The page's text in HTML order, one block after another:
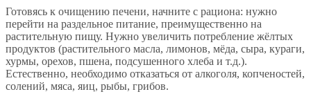
Готовясь к очищению печени, начните с рациона: нужно
перейти на раздельное питание, преимущественно на
растительную пищу. Нужно увеличить потребление жёлтых
продуктов (растительного масла, лимонов, мёда, сыра, кураги,
хурмы, орехов, пшена, подсушенного хлеба и т.д.).
Естественно, необходимо отказаться от алкоголя, копченостей,
солений, мяса, яиц, рыбы, грибов.